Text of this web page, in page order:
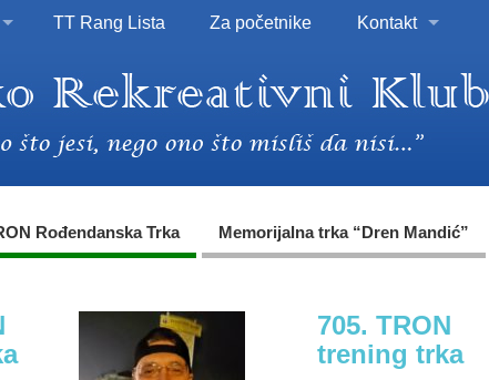
TT Rang Lista Za početnike Kontakt
Rođendanska Trka Memorijalna trka “Dren Mandić”
705. TRON
trening trka